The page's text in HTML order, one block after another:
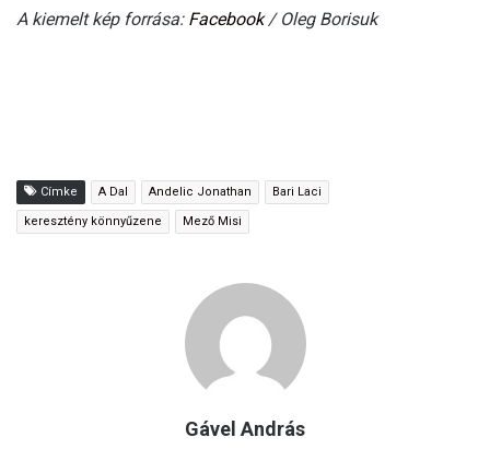
A kiemelt kép forrása: Facebook/ Oleg Borisuk
Címke A Dal Andelic Jonathan Bari Laci
keresztény könnyűzene Mező Misi
Gável András